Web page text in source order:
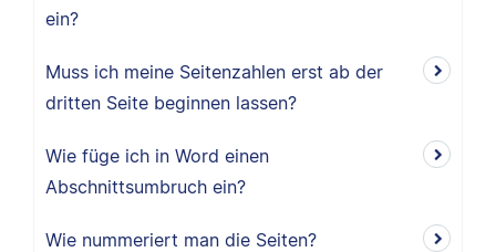
ein?
Muss ich meine Seitenzahlen erst ab der
dritten Seite beginnen lassen?
Wie füge ich in Word einen
Abschnittsumbruch ein?
Wie nummeriert man die Seiten?